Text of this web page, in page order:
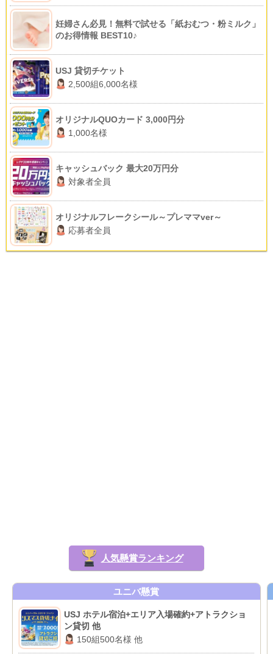
妊婦さん必見！無料で試せる「紙おむつ・粉ミルク」
のお得情報 BEST10♪
USJ 貸切チケット
2,500組6,000名様
オリジナルQUOカード 3,000円分
1,000名様
キャッシュバック 最大20万円分
対象者全員
オリジナルフレークシール～プレママver～
応募者全員
人気懸賞ランキング
ユニバ懸賞
USJ ホテル宿泊+エリア入場確約+アトラクショ
ン貸切 他
150組500名様 他